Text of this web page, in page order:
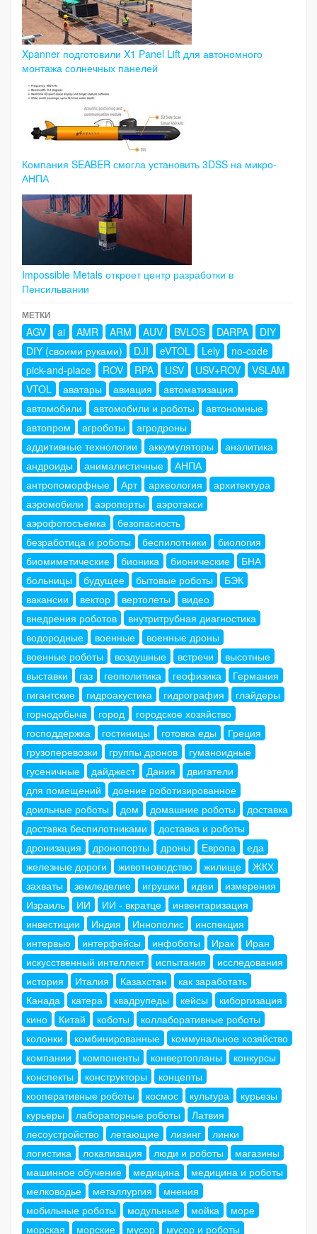
Xpanner подготовили X1 Panel Lift для автономного
монтажа солнечных панелей
Компания SEABER смогла установить 3DSS на микро-
АНПА
Impossible Metals откроет центр разработки в
Пенсильвании
МЕТКИ
AGV ai AMR ARM AUV BVLOS DARPA
DIY
DIY (своими руками)
DJI eVTOL Lely
no-code
pick-and-place
ROV RPA USV USV+ROV
VSLAM
VTOL
аватары авиация
автоматизация
автомобили
автомобили и роботы
автономные
автопром
агроботы
агродроны
аддитивные технологии
аккумуляторы
аналитика
андроиды
анималистичные
АНПА
антропоморфные
Арт археология
архитектура
аэромобили
аэропорты
аэротакси
аэрофотосъемка
безопасность
безработица и роботы
беспилотники
биология
биомиметические
бионика бионические
БНА
больницы
будущее бытовые роботы
БЭК
вакансии
вектор вертолеты
видео
внедрения роботов
внутритрубная диагностика
водородные
военные
военные дроны
военные роботы
воздушные встречи
высотные
выставки
газ геополитика геофизика
Германия
гигантские
гидроакустика гидрография
глайдеры
горнодобыча
город
городское хозяйство
господдержка
гостиницы готовка еды
Греция
грузоперевозки
группы дронов
гуманоидные
гусеничные
дайджест Дания
двигатели
для помещений
доение роботизированное
доильные роботы
дом домашние роботы
доставка
доставка беспилотниками
доставка и роботы
дронизация
дронопорты дроны Европа
еда
железные дороги
животноводство жилище
ЖКХ
захваты
земледелие игрушки идеи
измерения
Израиль
ИИ ИИ - вкратце
инвентаризация
инвестиции
Индия Иннополис
инспекция
интервью
интерфейсы инфоботы Ирак
Иран
искусственный интеллект
испытания
исследования
история
Италия Казахстан
как заработать
Канада
катера квадрупеды кейсы
киборгизация
кино
Китай коботы
коллаборативные роботы
колонки
комбинированные
коммунальное хозяйство
компании
компоненты конвертопланы
конкурсы
конспекты
конструкторы
концепты
кооперативные роботы
космос культура
курьезы
курьеры
лабораторные роботы
Латвия
лесоустройство
летающие лизинг
линки
логистика
локализация люди и роботы
магазины
машинное обучение
медицина
медицина и роботы
мелководье
металлургия
мнения
мобильные роботы
модульные мойка
море
морская
морские мусор
мусор и роботы